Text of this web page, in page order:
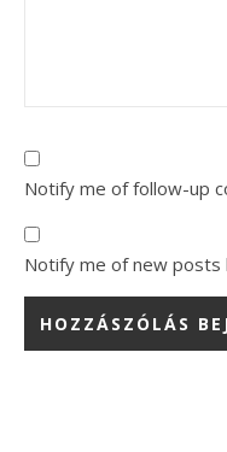
Notify me of follow-up
Notify me of new posts